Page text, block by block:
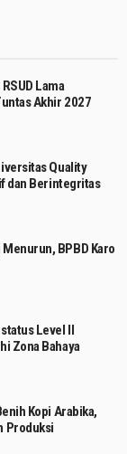
Lama
Akhir 2027
Quality
dan Berintegritas
BPBD Karo
Level II
Zona Bahaya
Kopi Arabika,
Produksi